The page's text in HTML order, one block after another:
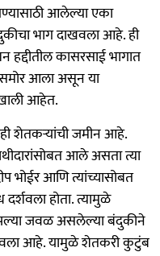
आलेल्या एका
भाग दाखवला आहे. ही
कासरसाई भागात
आला असून या
आहेत.
शेतकऱ्यांची जमीन आहे.
आले असता त्या
भोईर आणि त्यांच्यासोबत
होता. त्यामुळे
जवळ असलेल्या बंदुकीने
आहे. यामुळे शेतकरी कुटुंब